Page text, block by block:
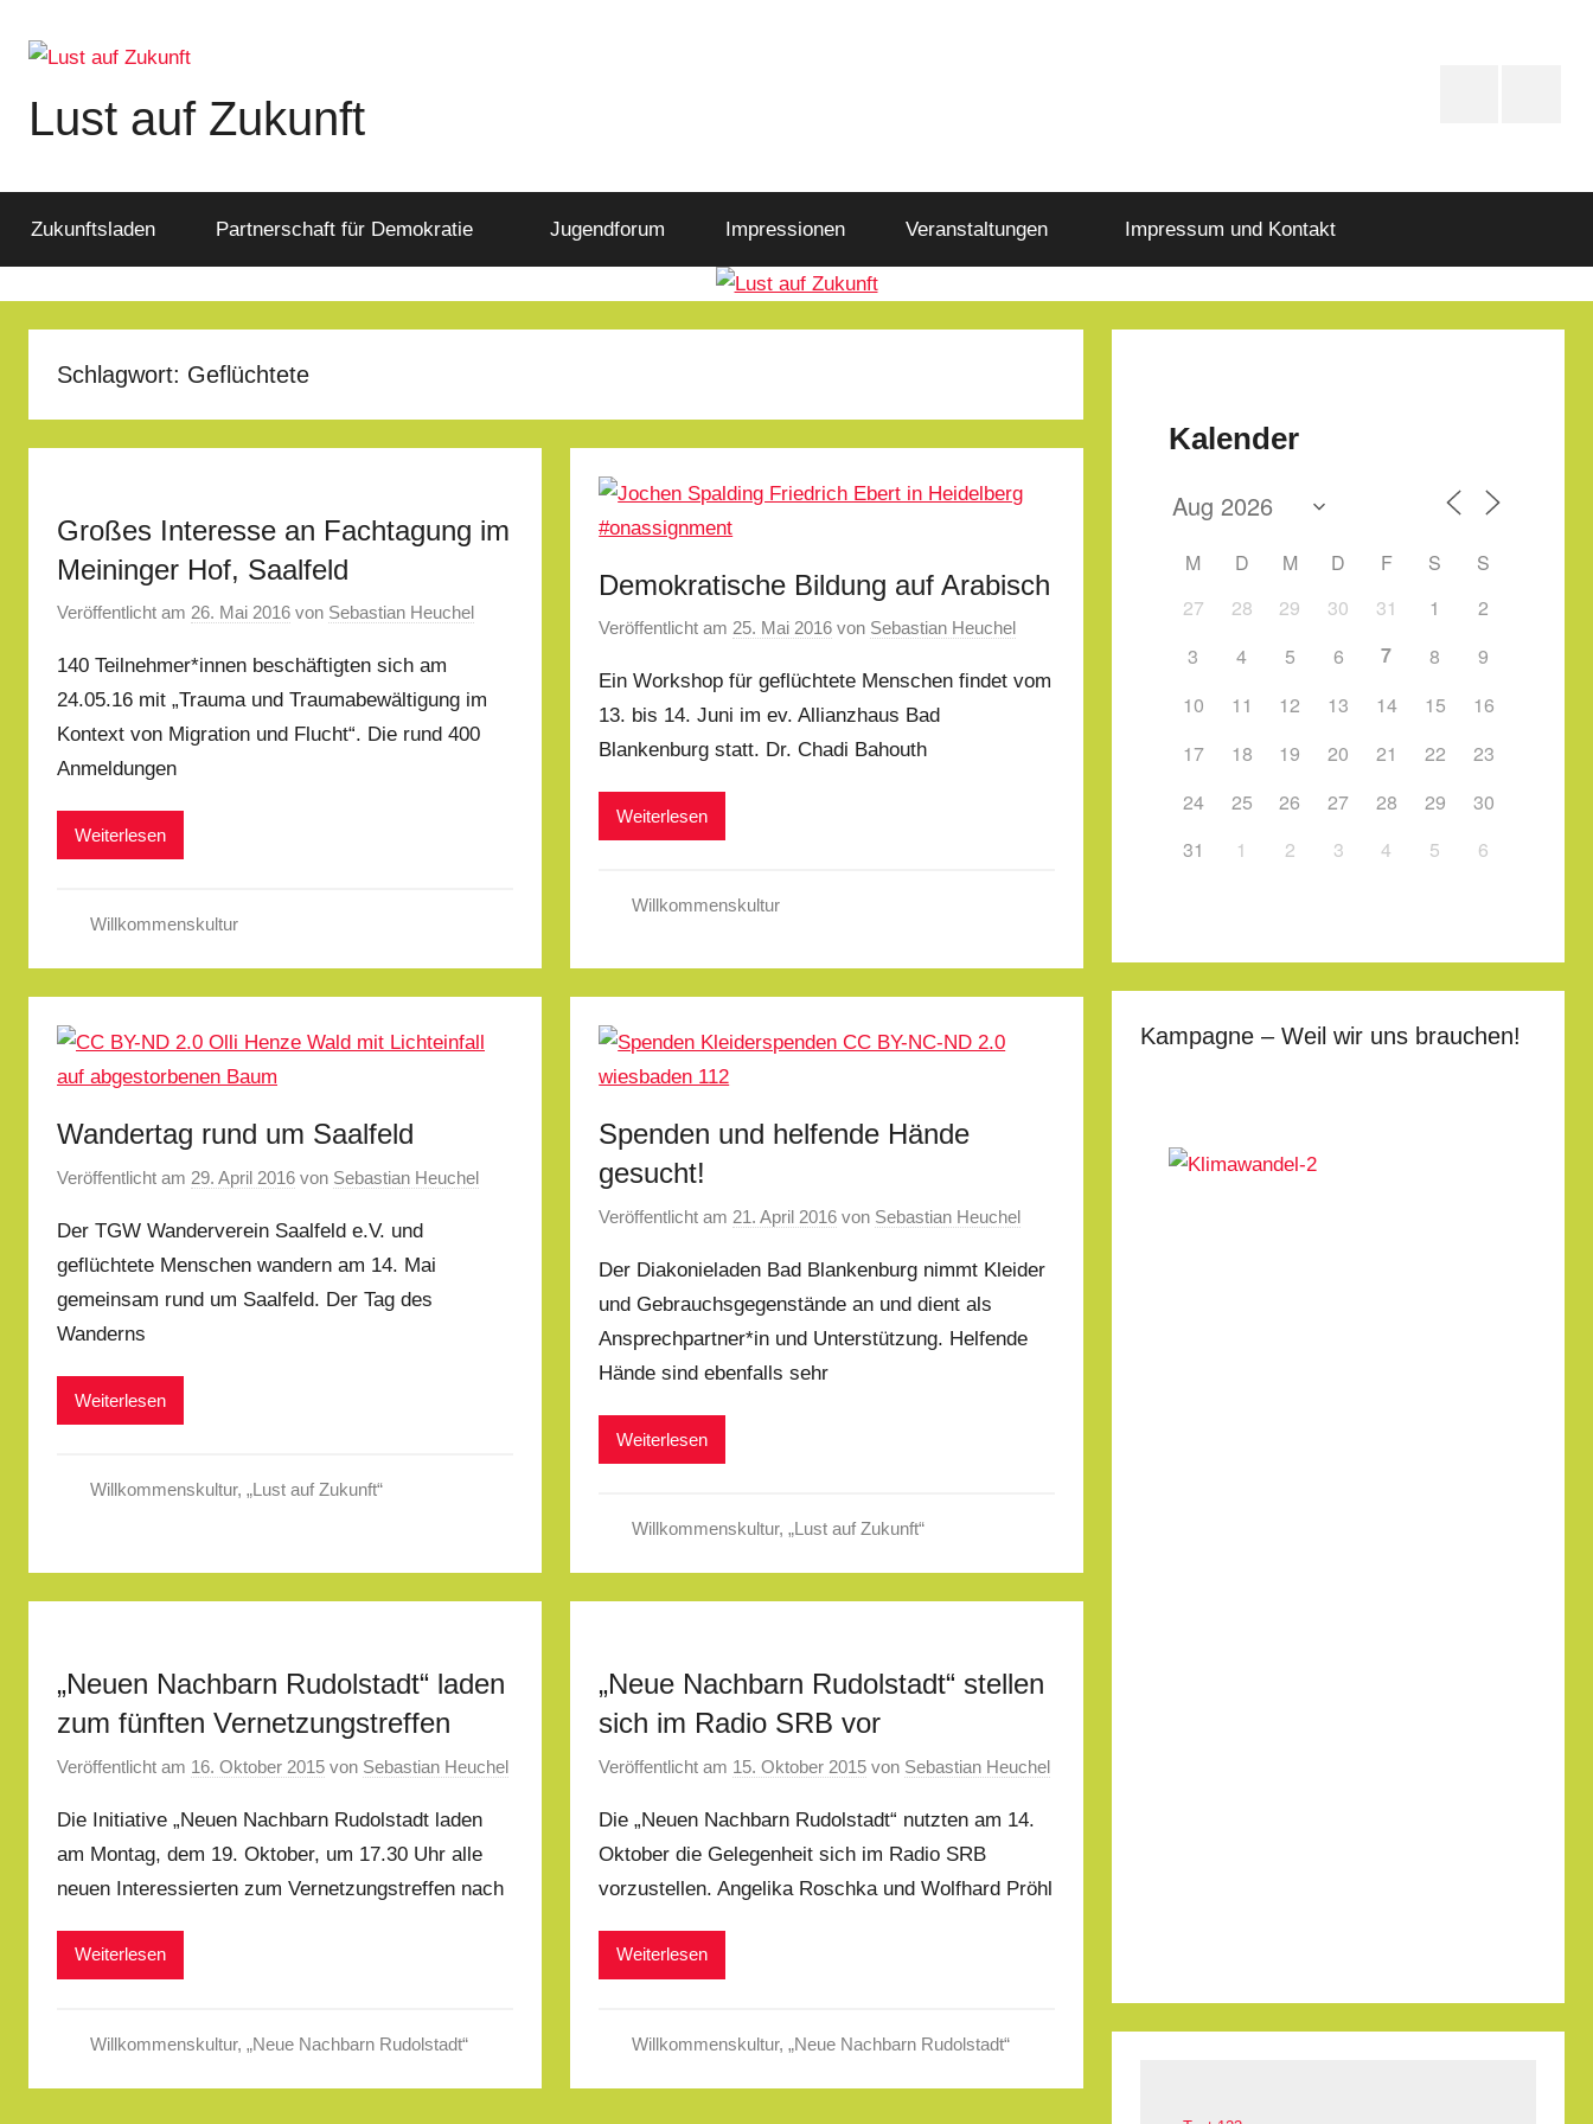
Inhalt
Lust auf Zukunft
Partnerschaft
für
Zukunftsladen Partnerschaft für Demokratie Jugendforum Impressionen Veranstaltungen Impressum und Kontakt
Schlagwort: Geflüchtete
Großes Interesse an Fachtagung im
Meininger Hof, Saalfeld
Veröffentlicht am 26. Mai 2016 von Sebastian Heuchel
140 Teilnehmer*innen beschäftigten sich am
24.05.16 mit „Trauma und Traumabewältigung im
Kontext von Migration und Flucht“. Die rund 400
Anmeldungen
Weiterlesen
Willkommenskultur
Demokratische Bildung auf Arabisch
Veröffentlicht am 25. Mai 2016 von Sebastian Heuchel
Ein Workshop für geflüchtete Menschen findet vom
13. bis 14. Juni im ev. Allianzhaus Bad
Blankenburg statt. Dr. Chadi Bahouth
Weiterlesen
Willkommenskultur
Wandertag rund um Saalfeld
Veröffentlicht am 29. April 2016 von Sebastian Heuchel
Der TGW Wanderverein Saalfeld e.V. und
geflüchtete Menschen wandern am 14. Mai
gemeinsam rund um Saalfeld. Der Tag des
Wanderns
Weiterlesen
Willkommenskultur, „Lust auf Zukunft“
Spenden und helfende Hände
gesucht!
Veröffentlicht am 21. April 2016 von Sebastian Heuchel
Der Diakonieladen Bad Blankenburg nimmt Kleider
und Gebrauchsgegenstände an und dient als
Ansprechpartner*in und Unterstützung. Helfende
Hände sind ebenfalls sehr
Weiterlesen
Willkommenskultur, „Lust auf Zukunft“
„Neuen Nachbarn Rudolstadt“ laden
zum fünften Vernetzungstreffen
Veröffentlicht am 16. Oktober 2015 von Sebastian Heuchel
Die Initiative „Neuen Nachbarn Rudolstadt laden
am Montag, dem 19. Oktober, um 17.30 Uhr alle
neuen Interessierten zum Vernetzungstreffen nach
Weiterlesen
Willkommenskultur, „Neue Nachbarn Rudolstadt“
„Neue Nachbarn Rudolstadt“ stellen
sich im Radio SRB vor
Veröffentlicht am 15. Oktober 2015 von Sebastian Heuchel
Die „Neuen Nachbarn Rudolstadt“ nutzten am 14.
Oktober die Gelegenheit sich im Radio SRB
vorzustellen. Angelika Roschka und Wolfhard Pröhl
Weiterlesen
Willkommenskultur, „Neue Nachbarn Rudolstadt“
Kalender
M D M D F S
S
27
28 29 30 31 1
2
3
4 5 6 7 8
9
10
11 12 13 14 15
16
17
18 19 20 21 22
23
24
25 26 27 28 29
30
31
1 2 3 4 5 6
Kampagne – Weil wir uns brauchen!